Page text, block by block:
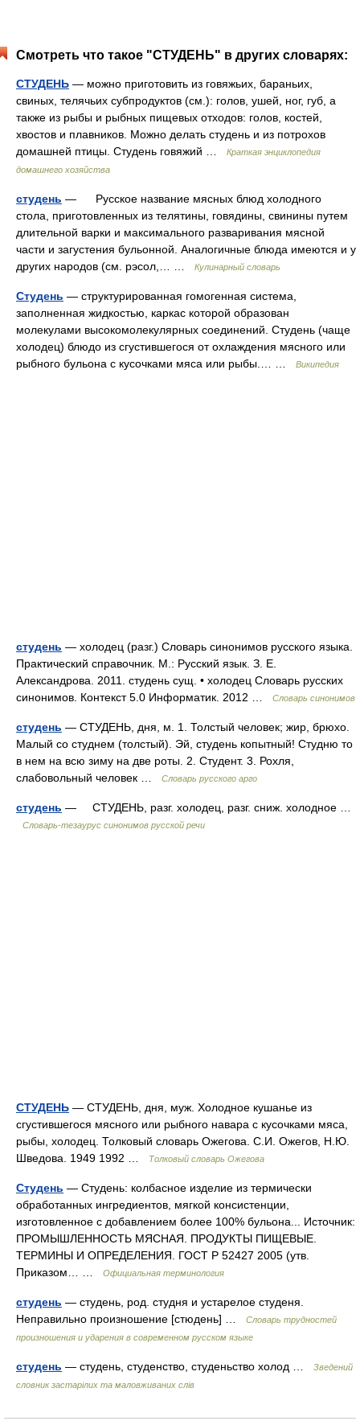
Смотреть что такое "СТУДЕНЬ" в других словарях:
СТУДЕНЬ — можно приготовить из говяжьих, бараньих,
свиных, телячьих субпродуктов (см.): голов, ушей, ног, губ, а
также из рыбы и рыбных пищевых отходов: голов, костей,
хвостов и плавников. Можно делать студень и из потрохов
домашней птицы. Студень говяжий …
Краткая энциклопедия
домашнего хозяйства
студень — Русское название мясных блюд холодного
стола, приготовленных из телятины, говядины, свинины путем
длительной варки и максимального разваривания мясной
части и загустения бульонной. Аналогичные блюда имеются и у
других народов (см. рэсол,… …
Кулинарный словарь
Студень — структурированная гомогенная система,
заполненная жидкостью, каркас которой образован
молекулами высокомолекулярных соединений. Студень (чаще
холодец) блюдо из сгустившегося от охлаждения мясного или
рыбного бульона с кусочками мяса или рыбы.… …
Википедия
студень — холодец (разг.) Словарь синонимов русского языка.
Практический справочник. М.: Русский язык. З. Е.
Александрова. 2011. студень сущ. • холодец Словарь русских
синонимов. Контекст 5.0 Информатик. 2012 …
Словарь синонимов
студень — СТУДЕНЬ, дня, м. 1. Толстый человек; жир, брюхо.
Малый со студнем (толстый). Эй, студень копытный! Студню то
в нем на всю зиму на две роты. 2. Студент. 3. Рохля,
слабовольный человек …
Словарь русского арго
студень — СТУДЕНЬ, разг. холодец, разг. сниж. холодное …
Словарь-тезаурус синонимов русской речи
СТУДЕНЬ — СТУДЕНЬ, дня, муж. Холодное кушанье из
сгустившегося мясного или рыбного навара с кусочками мяса,
рыбы, холодец. Толковый словарь Ожегова. С.И. Ожегов, Н.Ю.
Шведова. 1949 1992 …
Толковый словарь Ожегова
Студень — Студень: колбасное изделие из термически
обработанных ингредиентов, мягкой консистенции,
изготовленное с добавлением более 100% бульона... Источник:
ПРОМЫШЛЕННОСТЬ МЯСНАЯ. ПРОДУКТЫ ПИЩЕВЫЕ.
ТЕРМИНЫ И ОПРЕДЕЛЕНИЯ. ГОСТ Р 52427 2005 (утв.
Приказом… …
Официальная терминология
студень — студень, род. студня и устарелое студеня.
Неправильно произношение [стюдень] …
Словарь трудностей
произношения и ударения в современном русском языке
студень — студень, студенство, студеньство холод …
Зведений
словник застарілих та маловживаних слів